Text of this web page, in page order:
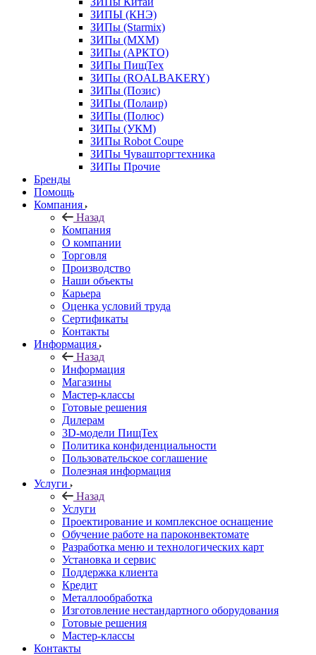
ЗИПЫ (КНЭ)
ЗИПы (Starmix)
ЗИПы (МХМ)
ЗИПы (АРКТО)
ЗИПы ПищТех
ЗИПы (ROALBAKERY)
ЗИПы (Позис)
ЗИПы (Полаир)
ЗИПы (Полюс)
ЗИПы (УКМ)
ЗИПы Robot Coupe
ЗИПы Чувашторгтехника
ЗИПы Прочие
Бренды
Помощь
Компания
Назад
Компания
О компании
Торговля
Производство
Наши объекты
Карьера
Оценка условий труда
Сертификаты
Контакты
Информация
Назад
Информация
Магазины
Мастер-классы
Готовые решения
Дилерам
3D-модели ПищТех
Политика конфиденциальности
Пользовательское соглашение
Полезная информация
Услуги
Назад
Услуги
Проектирование и комплексное оснащение
Обучение работе на пароконвектомате
Разработка меню и технологических карт
Установка и сервис
Поддержка клиента
Кредит
Металлообработка
Изготовление нестандартного оборудования
Готовые решения
Мастер-классы
Контакты